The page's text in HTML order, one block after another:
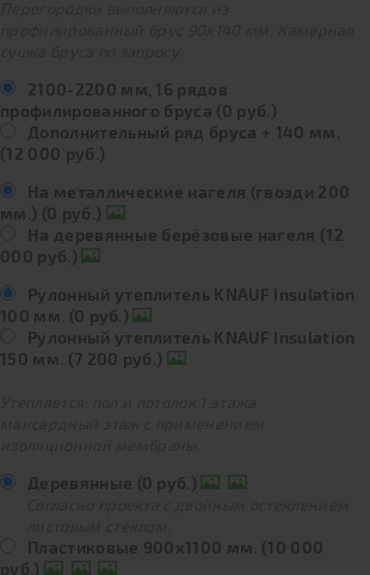
2100-2200 мм, 16 рядов
профилированного бруса (0 руб.)
Дополнительный ряд бруса + 140 мм.
(12 000 руб.)
На металлические нагеля (гвозди 200
мм.) (0 руб.)
На деревянные берёзовые нагеля (12
000 руб.)
Рулонный утеплитель KNAUF Insulation
100 мм. (0 руб.)
Рулонный утеплитель KNAUF Insulation
150 мм. (7 200 руб.)
Деревянные (0 руб.)
Пластиковые 900х1100 мм. (10 000
руб.)